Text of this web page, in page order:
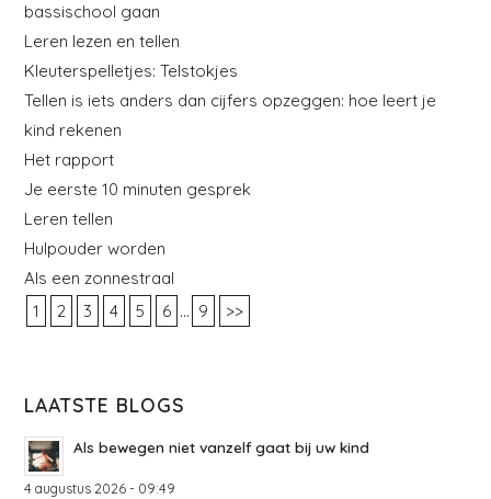
bassischool gaan
Leren lezen en tellen
Kleuterspelletjes: Telstokjes
Tellen is iets anders dan cijfers opzeggen: hoe leert je
kind rekenen
Het rapport
Je eerste 10 minuten gesprek
Leren tellen
Hulpouder worden
Als een zonnestraal
1
2 3 4 5 6 ... 9 >>
LAATSTE BLOGS
Als bewegen niet vanzelf gaat bij uw kind
4 augustus 2026 - 09:49